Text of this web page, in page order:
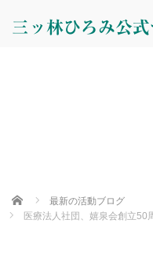
三ッ林ひろみ公式
Home
最新の活動ブログ
医療法人社団、嬉泉会創立50